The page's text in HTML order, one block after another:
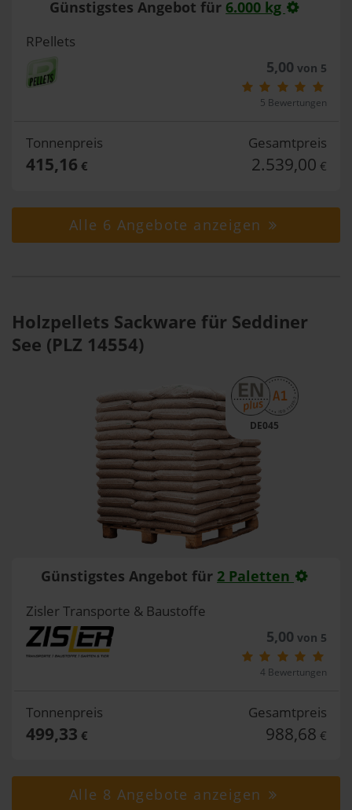
Günstigstes Angebot für 6.000 kg
RPellets
5,00 von 5
5 Bewertungen
Tonnenpreis
415,16 €
Gesamtpreis
2.539,00 €
Alle 6 Angebote anzeigen
Holzpellets Sackware für Seddiner
See (PLZ 14554)
DE045
Günstigstes Angebot für 2 Paletten
Zisler Transporte & Baustoffe
5,00 von 5
4 Bewertungen
Tonnenpreis
499,33 €
Gesamtpreis
988,68 €
Alle 8 Angebote anzeigen